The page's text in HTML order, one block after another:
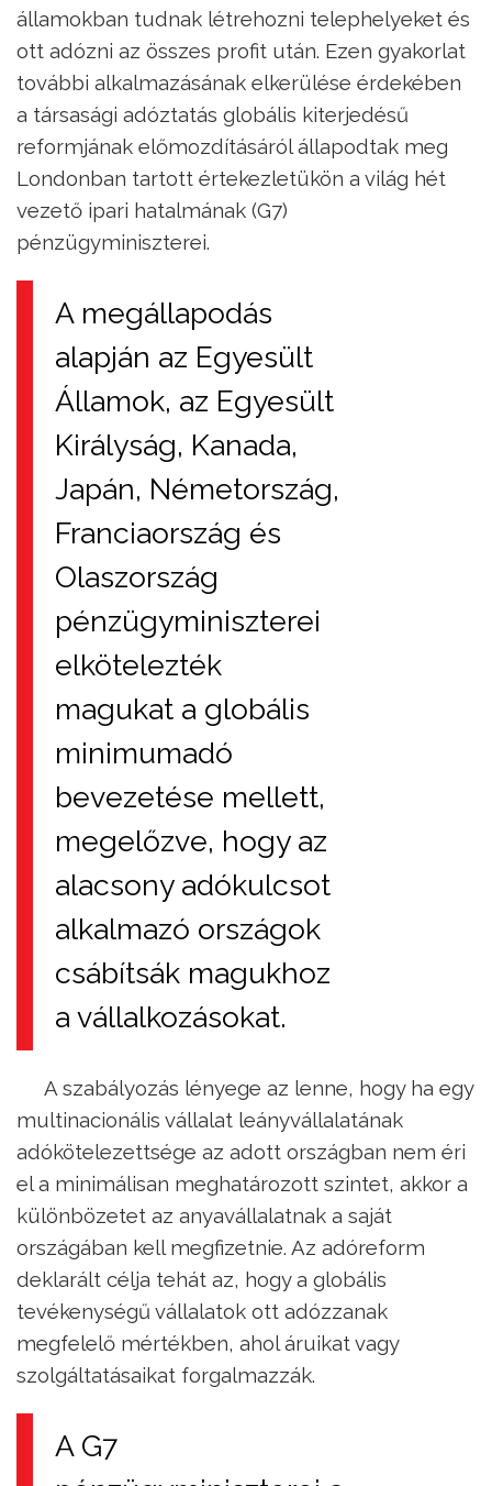
államokban tudnak létrehozni telephelyeket és
ott adózni az összes profit után. Ezen gyakorlat
további alkalmazásának elkerülése érdekében
a társasági adóztatás globális kiterjedésű
reformjának előmozdításáról állapodtak meg
Londonban tartott értekezletükön a világ hét
vezető ipari hatalmának (G7)
pénzügyminiszterei.
A megállapodás
alapján az Egyesült
Államok, az Egyesült
Királyság, Kanada,
Japán, Németország,
Franciaország és
Olaszország
pénzügyminiszterei
elkötelezték
magukat a globális
minimumadó
bevezetése mellett,
megelőzve, hogy az
alacsony adókulcsot
alkalmazó országok
csábítsák magukhoz
a vállalkozásokat.
A szabályozás lényege az lenne, hogy ha egy
multinacionális vállalat leányvállalatának
adókötelezettsége az adott országban nem éri
el a minimálisan meghatározott szintet, akkor a
különbözetet az anyavállalatnak a saját
országában kell megfizetnie. Az adóreform
deklarált célja tehát az, hogy a globális
tevékenységű vállalatok ott adózzanak
megfelelő mértékben, ahol áruikat vagy
szolgáltatásaikat forgalmazzák.
A G7